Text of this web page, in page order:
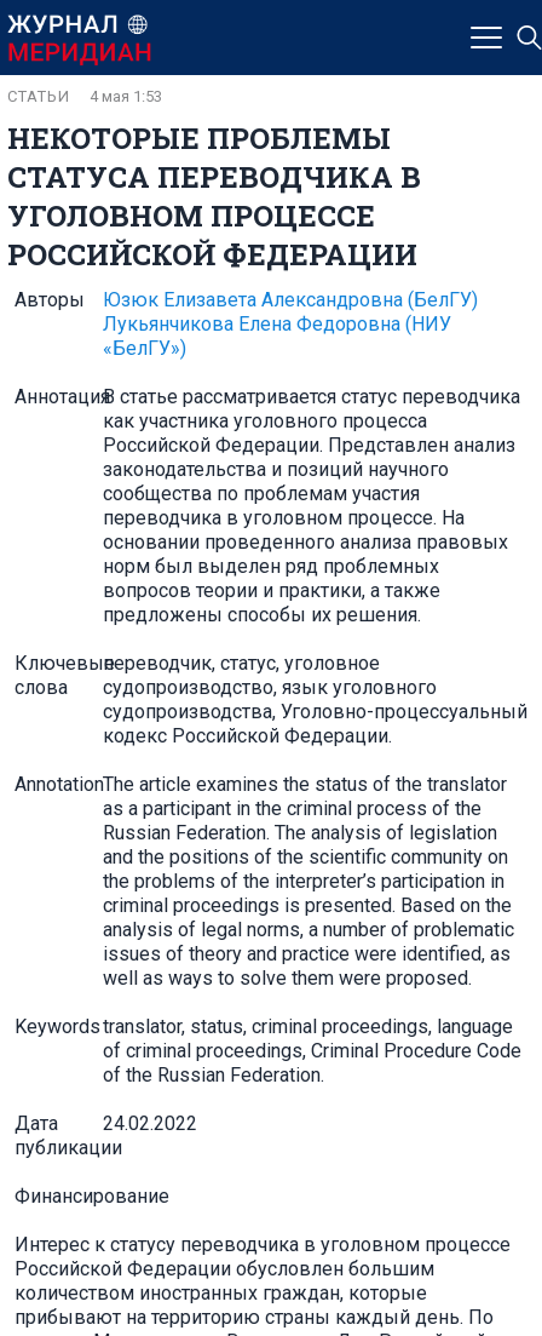
НЕКОТОРЫЕ ПРОБЛЕМЫ
СТАТУСА ПЕРЕВОДЧИКА В
УГОЛОВНОМ ПРОЦЕССЕ
РОССИЙСКОЙ ФЕДЕРАЦИИ
СТАТЬИ 4 мая 1:53
Авторы Юзюк Елизавета Александровна (БелГУ)
Лукьянчикова Елена Федоровна (НИУ
«БелГУ»)
АннотацияВ статье рассматривается статус переводчика
как участника уголовного процесса
Российской Федерации. Представлен анализ
законодательства и позиций научного
сообщества по проблемам участия
переводчика в уголовном процессе. На
основании проведенного анализа правовых
норм был выделен ряд проблемных
вопросов теории и практики, а также
предложены способы их решения.
Ключевые
слова
переводчик, статус, уголовное
судопроизводство, язык уголовного
судопроизводства, Уголовно-процессуальный
кодекс Российской Федерации.
AnnotationThe article examines the status of the translator
as a participant in the criminal process of the
Russian Federation. The analysis of legislation
and the positions of the scientific community on
the problems of the interpreter’s participation in
criminal proceedings is presented. Based on the
analysis of legal norms, a number of problematic
issues of theory and practice were identified, as
well as ways to solve them were proposed.
Keywordstranslator, status, criminal proceedings, language
of criminal proceedings, Criminal Procedure Code
of the Russian Federation.
Дата
публикации
24.02.2022
Финансирование
Интерес к статусу переводчика в уголовном процессе
Российской Федерации обусловлен большим
количеством иностранных граждан, которые
прибывают на территорию страны каждый день. По